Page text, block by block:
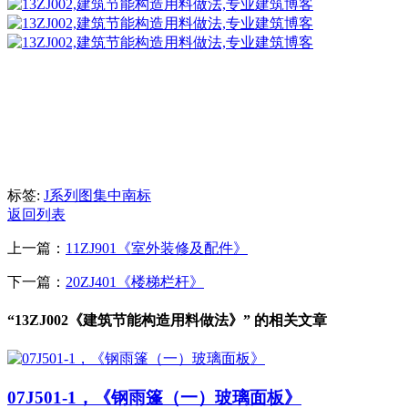
标签: J系列图集中南标
返回列表
上一篇： 11ZJ901《室外装修及配件》
下一篇： 20ZJ401《楼梯栏杆》
“13ZJ002《建筑节能构造用料做法》” 的相关文章
07J501-1，《钢雨篷（一）玻璃面板》